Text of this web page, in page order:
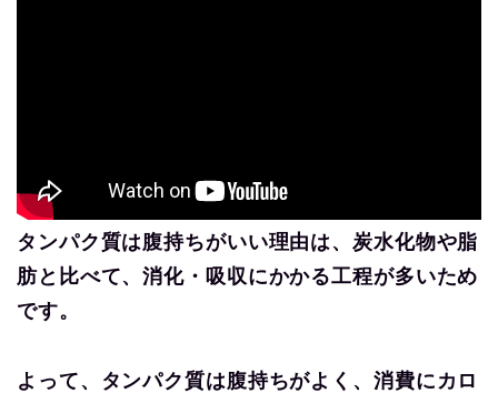
タンパク質は腹持ちがいい理由は、炭水化物や脂
肪と比べて、消化・吸収にかかる工程が多いため
です。
よって、タンパク質は腹持ちがよく、消費にカロ